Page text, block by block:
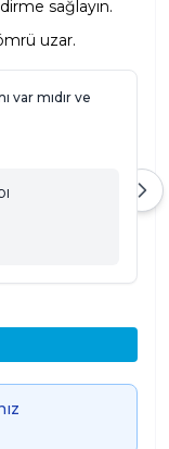
sağlayın.
uzar.
var mıdır ve